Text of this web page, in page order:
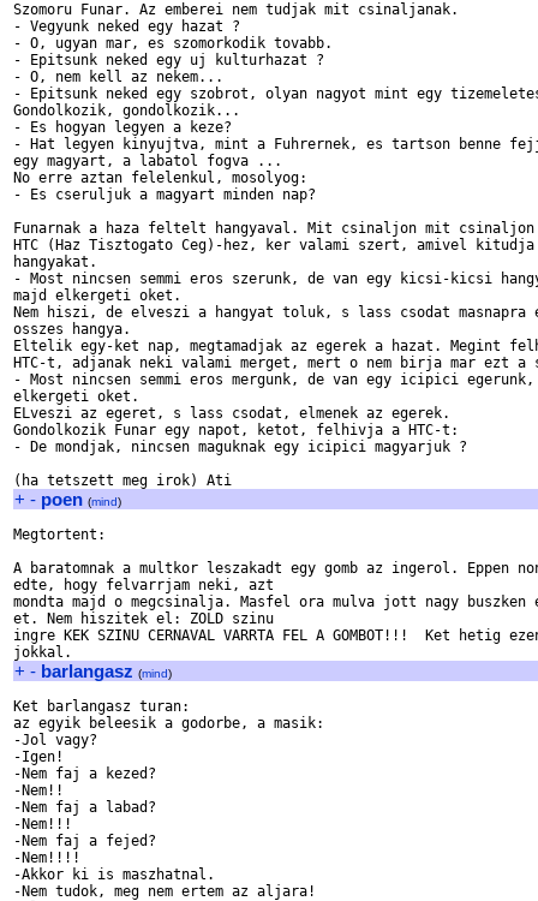
Szomoru Funar. Az emberei nem tudjak mit csinaljanak.
- Vegyunk neked egy hazat ?
- O, ugyan mar, es szomorkodik tovabb.
- Epitsunk neked egy uj kulturhazat ?
- O, nem kell az nekem...
- Epitsunk neked egy szobrot, olyan nagyot mint egy
Gondolkozik, gondolkozik...
- Es hogyan legyen a keze?
- Hat legyen kinyujtva, mint a Fuhrernek, es tartson benne
egy magyart, a labatol fogva ...
No erre aztan felelenkul, mosolyog:
- Es cseruljuk a magyart minden nap?
Funarnak a haza feltelt hangyaval. Mit csinaljon mit csinaljon
HTC (Haz Tisztogato Ceg)-hez, ker valami szert, amivel
hangyakat.
- Most nincsen semmi eros szerunk, de van egy kicsi-kicsi
majd elkergeti oket.
Nem hiszi, de elveszi a hangyat toluk, s lass csodat masnapra
osszes hangya.
Eltelik egy-ket nap, megtamadjak az egerek a hazat. Megint
HTC-t, adjanak neki valami merget, mert o nem birja mar ezt a
- Most nincsen semmi eros mergunk, de van egy icipici egerunk,
elkergeti oket.
ELveszi az egeret, s lass csodat, elmenek az egerek.
Gondolkozik Funar egy napot, ketot, felhivja a HTC-t:
- De mondjak, nincsen maguknak egy icipici magyarjuk ?
+ - poen (mind)
Megtortent:
A baratomnak a multkor leszakadt egy gomb az ingerol. Eppen
edte, hogy felvarrjam neki, azt
mondta majd o megcsinalja. Masfel ora mulva jott nagy
et. Nem hiszitek el: ZOLD szinu
ingre KEK SZINU CERNAVAL VARRTA FEL A GOMBOT!!!  Ket hetig
+ - barlangasz (mind)
Ket barlangasz turan:
az egyik beleesik a godorbe, a masik:
-Jol vagy?
-Igen!
-Nem faj a kezed?
-Nem!!
-Nem faj a labad?
-Nem!!!
-Nem faj a fejed?
-Nem!!!!
-Akkor ki is maszhatnal.
-Nem tudok, meg nem ertem az aljara!